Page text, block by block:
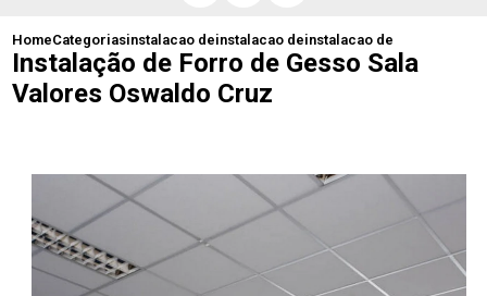
HomeCategoriasinstalacao de forros de gesso
instalacao de forro de gesso
instalacao de forro de
Instalação de Forro de Gesso Sala
Valores Oswaldo Cruz